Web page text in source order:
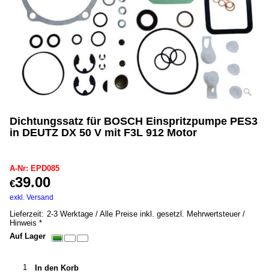
Dichtungssatz für BOSCH Einspritzpumpe PES3
in DEUTZ DX 50 V mit F3L 912 Motor
A-Nr: EPD085
€39.00
exkl. Versand
Lieferzeit: 2-3 Werktage / Alle Preise inkl. gesetzl. Mehrwertsteuer /
Hinweis *
Auf Lager
In den Korb